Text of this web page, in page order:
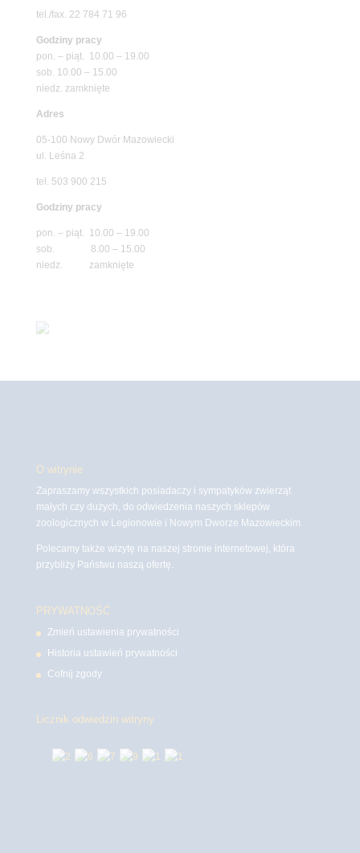
tel./fax. 22 784 71 96
Godziny pracy
pon. – piąt. 10.00 – 19.00
sob. 10.00 – 15.00
niedz. zamknięte
Adres
05-100 Nowy Dwór Mazowiecki
ul. Leśna 2
tel. 503 900 215
Godziny pracy
pon. – piąt. 10.00 – 19.00
sob. 8.00 – 15.00
niedz. zamknięte
O witrynie
Zapraszamy wszystkich posiadaczy i sympatyków zwierząt
małych czy dużych, do odwiedzenia naszych sklepów
zoologicznych w Legionowie i Nowym Dworze Mazowieckim
Polecamy także wizytę na naszej stronie internetowej, która
przybliży Państwu naszą ofertę.
PRYWATNOŚĆ
Zmień ustawienia prywatności
Historia ustawień prywatności
Cofnij zgody
Licznik odwiedzin witryny